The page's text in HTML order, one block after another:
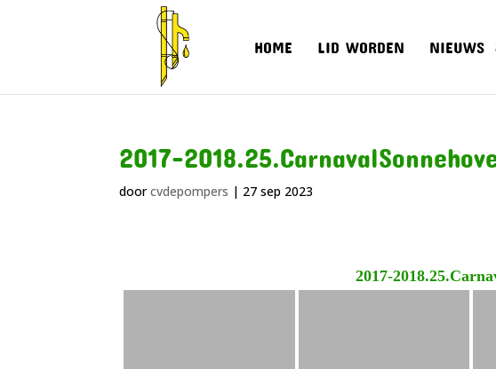
HOME LID WORDEN NIEUWS
2017-
doorcvdepompers | 27 sep 2023
2017-